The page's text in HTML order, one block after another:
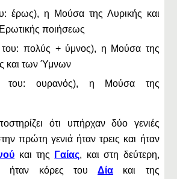
έρως), η Μούσα της Λυρικής και
Ερωτικής ποιήσεως
του: πολύς + ύμνος), η Μούσα της
και των Ύμνων
του: ουρανός), η Μούσα της
ότι υπήρχαν δύο γενιές
πρώτη γενιά ήταν τρεις και ήταν
και της Γαίας, και στη δεύτερη,
ήταν κόρες τουΔία και της